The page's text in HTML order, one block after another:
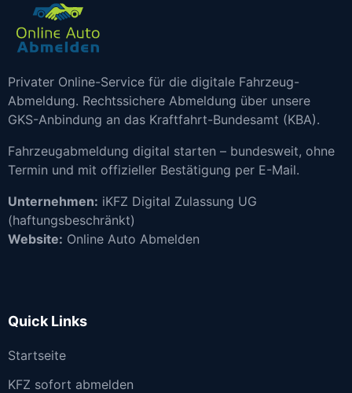
Privater Online-Service für die digitale Fahrzeug-
Abmeldung. Rechtssichere Abmeldung über unsere
GKS-Anbindung an das Kraftfahrt-Bundesamt (KBA).
Fahrzeugabmeldung digital starten – bundesweit, ohne
Termin und mit offizieller Bestätigung per E-Mail.
Unternehmen: iKFZ Digital Zulassung UG
(haftungsbeschränkt)
Website: Online Auto Abmelden
Quick Links
Startseite
KFZ sofort abmelden